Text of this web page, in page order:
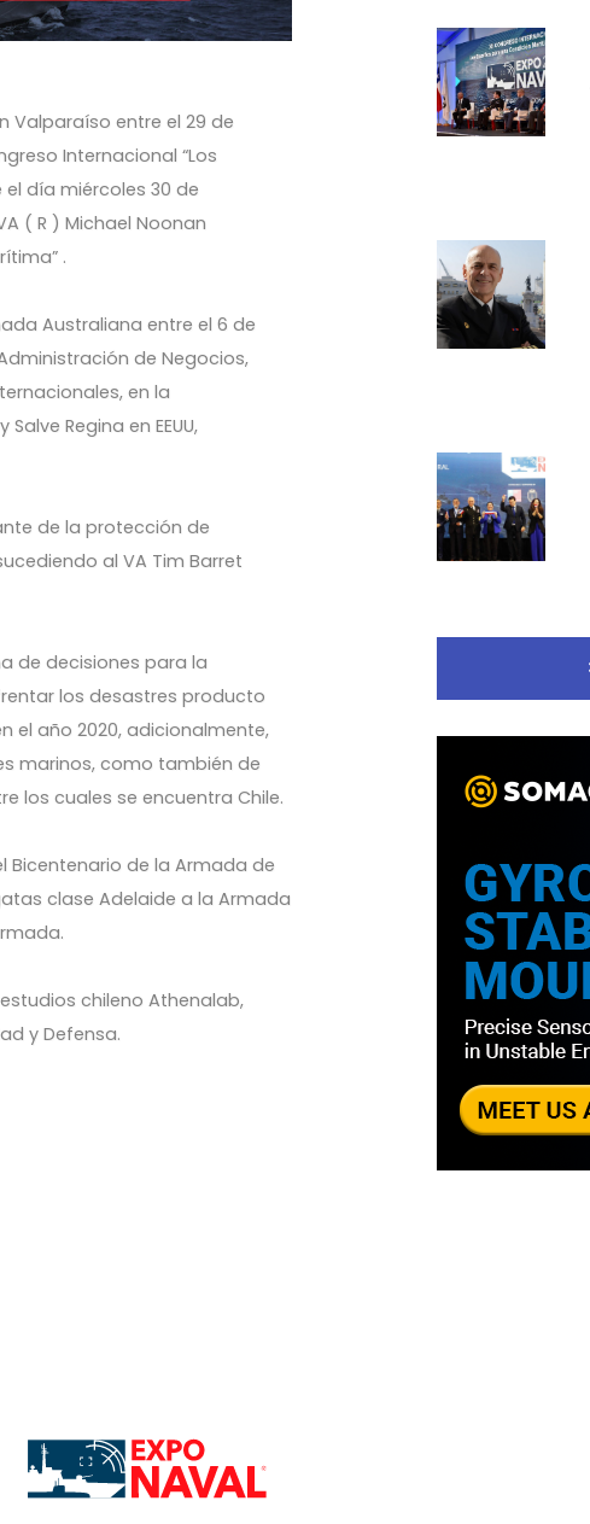
Valparaíso entre el 29 de
Internacional “Los
día miércoles 30 de
( R ) Michael Noonan
.
Australiana entre el 6 de
de Negocios,
en la
Regina en EEUU,
de la protección de
al VA Tim Barret
de decisiones para la
los desastres producto
el año 2020, adicionalmente,
marinos, como también de
los cuales se encuentra Chile.
Bicentenario de la Armada de
clase Adelaide a la Armada
chileno Athenalab,
y Defensa.